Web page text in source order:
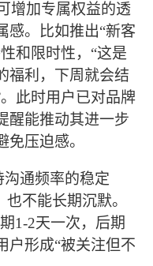
增加专属权益的透
感。比如推出“新客
和限时性，“这是
福利，下周就会结
此时用户已对品牌
醒能推动其进一步
压迫感。
通频率的稳定
也不能长期沉默。
1-2天一次，后期
户形成“被关注但不